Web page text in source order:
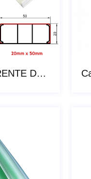
CANALETAS APARENTE DE PVC